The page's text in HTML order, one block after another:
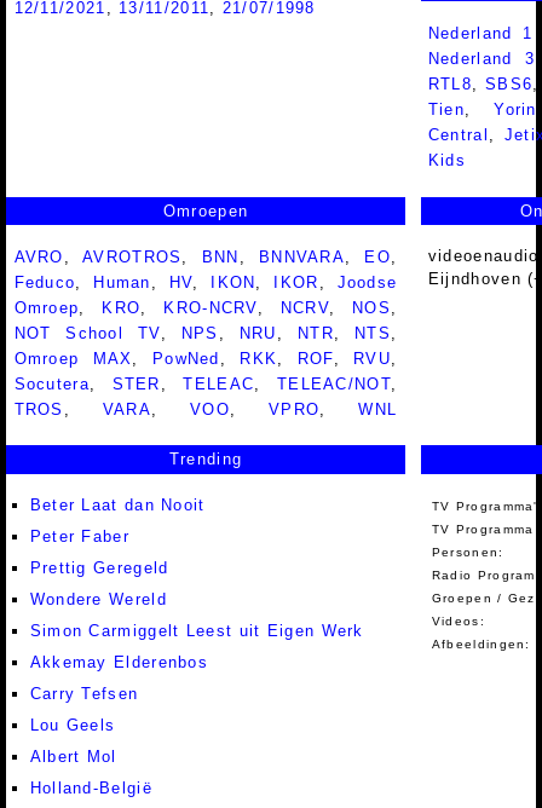
12/11/2021 , 13/11/2011, 21/07/1998
Nederland
Nederland
RTL8,SBS6
Tien,Yorin
Central ,
Kids
Omroepen
AVRO ,AVROTROS , BNN , BNNVARA, EO,
Feduco, Human , HV, IKON , IKOR , Joodse
Omroep, KRO, KRO-NCRV, NCRV, NOS ,
NOT School TV, NPS , NRU , NTR, NTS ,
Omroep MAX, PowNed , RKK, ROF, RVU,
Socutera, STER ,TELEAC, TELEAC/NOT,
TROS , VARA,VOO,VPRO,WNL
Eijndhoven
Trending
Beter Laat dan Nooit
Peter Faber
Prettig Geregeld
Wondere Wereld
Simon Carmiggelt Leest uit Eigen Werk
Akkemay Elderenbos
Carry Tefsen
Lou Geels
Albert Mol
Holland-België
TV
TV Programma
Personen:
Radio
Groepen /
Videos:
Afbeeldingen: